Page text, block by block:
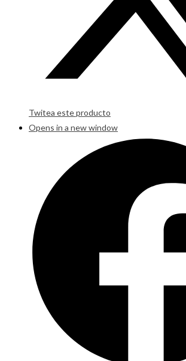
Twitea este producto
Opens in a new window